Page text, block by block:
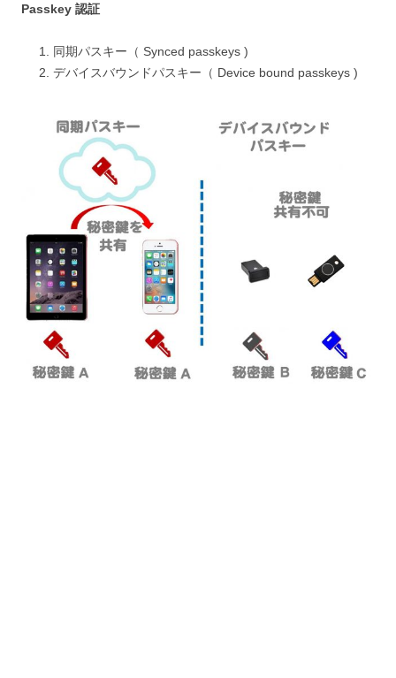
Passkey 認証
同期パスキー（ Synced passkeys )
デバイスバウンドパスキー（ Device bound passkeys )